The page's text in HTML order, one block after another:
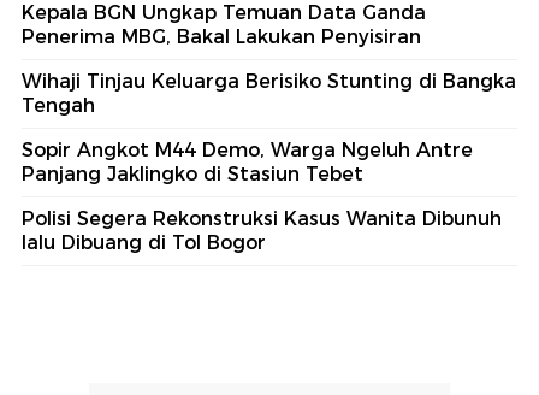
Kepala BGN Ungkap Temuan Data Ganda
Penerima MBG, Bakal Lakukan Penyisiran
Wihaji Tinjau Keluarga Berisiko Stunting di Bangka
Tengah
Sopir Angkot M44 Demo, Warga Ngeluh Antre
Panjang Jaklingko di Stasiun Tebet
Polisi Segera Rekonstruksi Kasus Wanita Dibunuh
lalu Dibuang di Tol Bogor